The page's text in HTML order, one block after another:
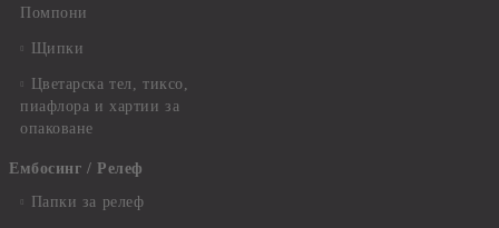
Помпони
Щипки
Цветарска тел, тиксо,
пиафлора и хартии за
опаковане
Ембосинг / Релеф
Папки за релеф